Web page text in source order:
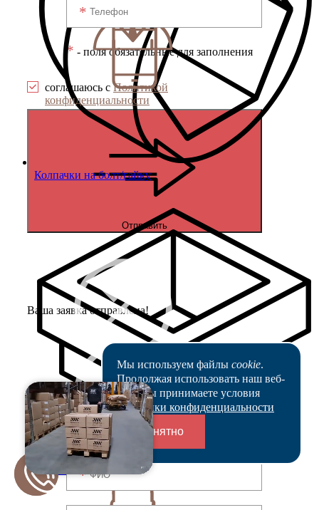
Колпачки на болт/гайку
Переходники и соединители
* - поля обязательные для заполнения
соглашаюсь сПолитикой
конфиденциальности
Отправить
Ваша заявка отправлена!
Купить в 1 клик
Заполните форму, и наш менеджер
свяжется с Вами в ближайшее время
Мы используем файлы cookie.
Продолжая использовать наш веб-
сайт, вы принимаете условия
Политики конфиденциальности
Понятно